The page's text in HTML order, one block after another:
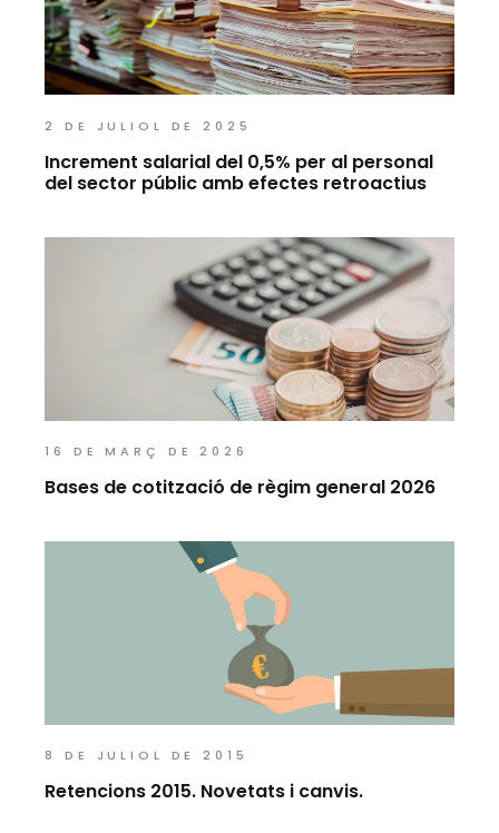
2 DE JULIOL DE 2025
Increment salarial del 0,5% per al personal
del sector públic amb efectes retroactius
16 DE MARÇ DE 2026
Bases de cotització de règim general 2026
8 DE JULIOL DE 2015
Retencions 2015. Novetats i canvis.